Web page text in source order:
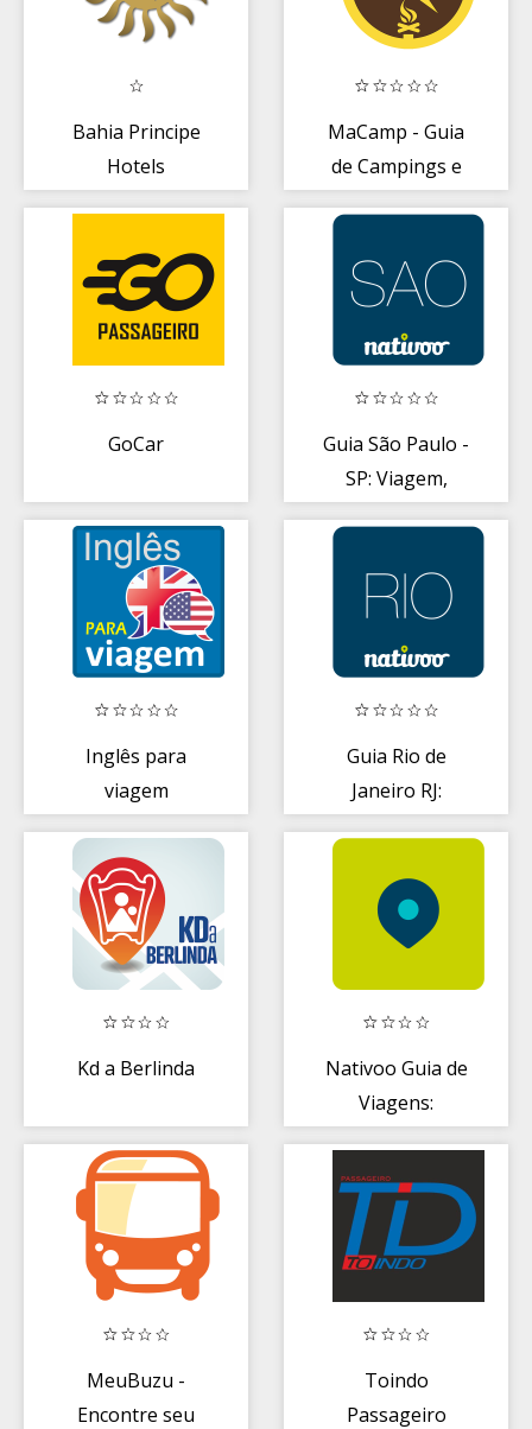
Bahia Principe
Hotels
MaCamp - Guia
de Campings e
GoCar
Guia São Paulo -
SP: Viagem,
Inglês para
viagem
Guia Rio de
Janeiro RJ:
Kd a Berlinda
Nativoo Guia de
Viagens:
Roteiros
MeuBuzu -
Encontre seu
Toindo
Passageiro